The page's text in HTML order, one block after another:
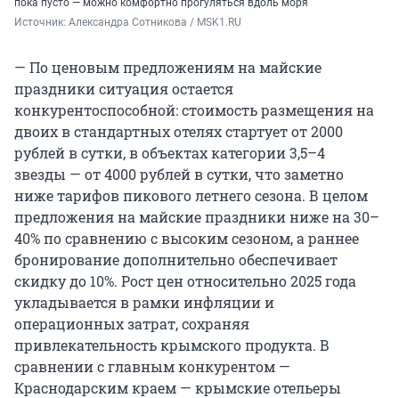
Источник: Александра Сотникова / MSK1.RU
— По ценовым предложениям на майские
праздники ситуация остается
конкурентоспособной: стоимость размещения на
двоих в стандартных отелях стартует от 2000
рублей в сутки, в объектах категории 3,5–4
звезды — от 4000 рублей в сутки, что заметно
ниже тарифов пикового летнего сезона. В целом
предложения на майские праздники ниже на 30–
40% по сравнению с высоким сезоном, а раннее
бронирование дополнительно обеспечивает
скидку до 10%. Рост цен относительно 2025 года
укладывается в рамки инфляции и
операционных затрат, сохраняя
привлекательность крымского продукта. В
сравнении с главным конкурентом —
Краснодарским краем — крымские отельеры